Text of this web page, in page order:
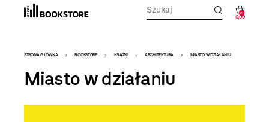
0
0,00
Bookstore
-
szablon
szczegóły
STRONA GŁÓWNA BOOKSTORE KSIĄŻKI ARCHITEKTURA MIASTO W DZIAŁANIU
Miasto w działaniu